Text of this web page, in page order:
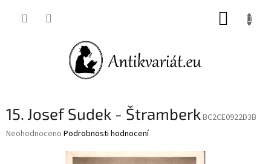
15. Josef Sudek - Štramberk BC2CE0922D3B
Průměrné
Neohodnoceno Podrobnosti hodnocení